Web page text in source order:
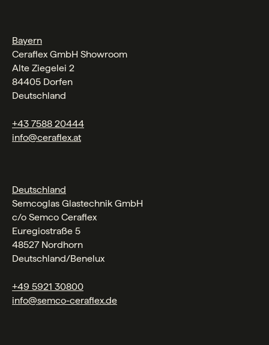
Bayern
Ceraflex GmbH Showroom
Alte Ziegelei 2
84405 Dorfen
Deutschland
+43 7588 20444
info@ceraflex.at
Deutschland
Semcoglas Glastechnik GmbH
c/o Semco Ceraflex
Euregiostraße 5
48527 Nordhorn
Deutschland/Benelux
+49 5921 30800
info@semco-ceraflex.de